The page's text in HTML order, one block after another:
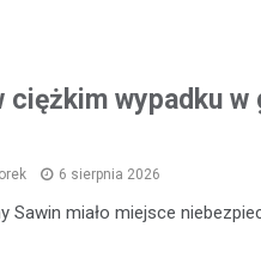
ciężkim wypadku w
6 sierpnia 2026
Sawin miało miejsce